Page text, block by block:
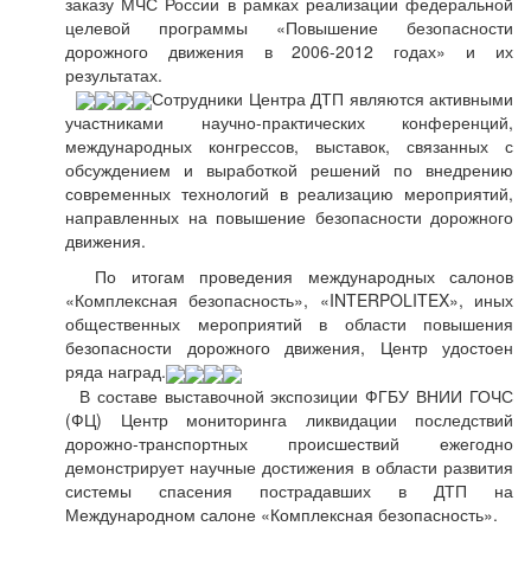
целевой программы «Повышение безопасности
дорожного движения в 2006-2012 годах» и их
результатах.
Сотрудники Центра ДТП являются активными
участниками научно-практических конференций,
международных конгрессов, выставок, связанных с
обсуждением и выработкой решений по внедрению
современных технологий в реализацию мероприятий,
направленных на повышение безопасности дорожного
движения.
По итогам проведения международных салонов
«Комплексная безопасность», «INTERPOLITEX», иных
общественных мероприятий в области повышения
безопасности дорожного движения, Центр удостоен
ряда наград.
В составе выставочной экспозиции ФГБУ ВНИИ ГОЧС
(ФЦ) Центр мониторинга ликвидации последствий
дорожно-транспортных происшествий ежегодно
демонстрирует научные достижения в области развития
системы спасения пострадавших в ДТП на
Международном салоне «Комплексная безопасность».